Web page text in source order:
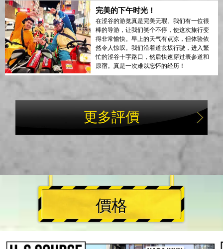
完美的下午时光！
在涩谷的游览真是完美无瑕。我们有一位很
棒的导游，让我们笑个不停，使这次旅行变
得非常愉快。早上的天气有点凉，但体验依
然令人惊叹。我们沿着道玄坂行驶，进入繁
忙的涩谷十字路口，然后快速穿过表参道和
原宿。真是一次难以忘怀的经历！
更多評價
價格